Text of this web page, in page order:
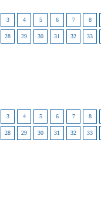
3 4 5 6 7 8
28 29 30 31 32 33
3 4 5 6 7 8
28 29 30 31 32 33